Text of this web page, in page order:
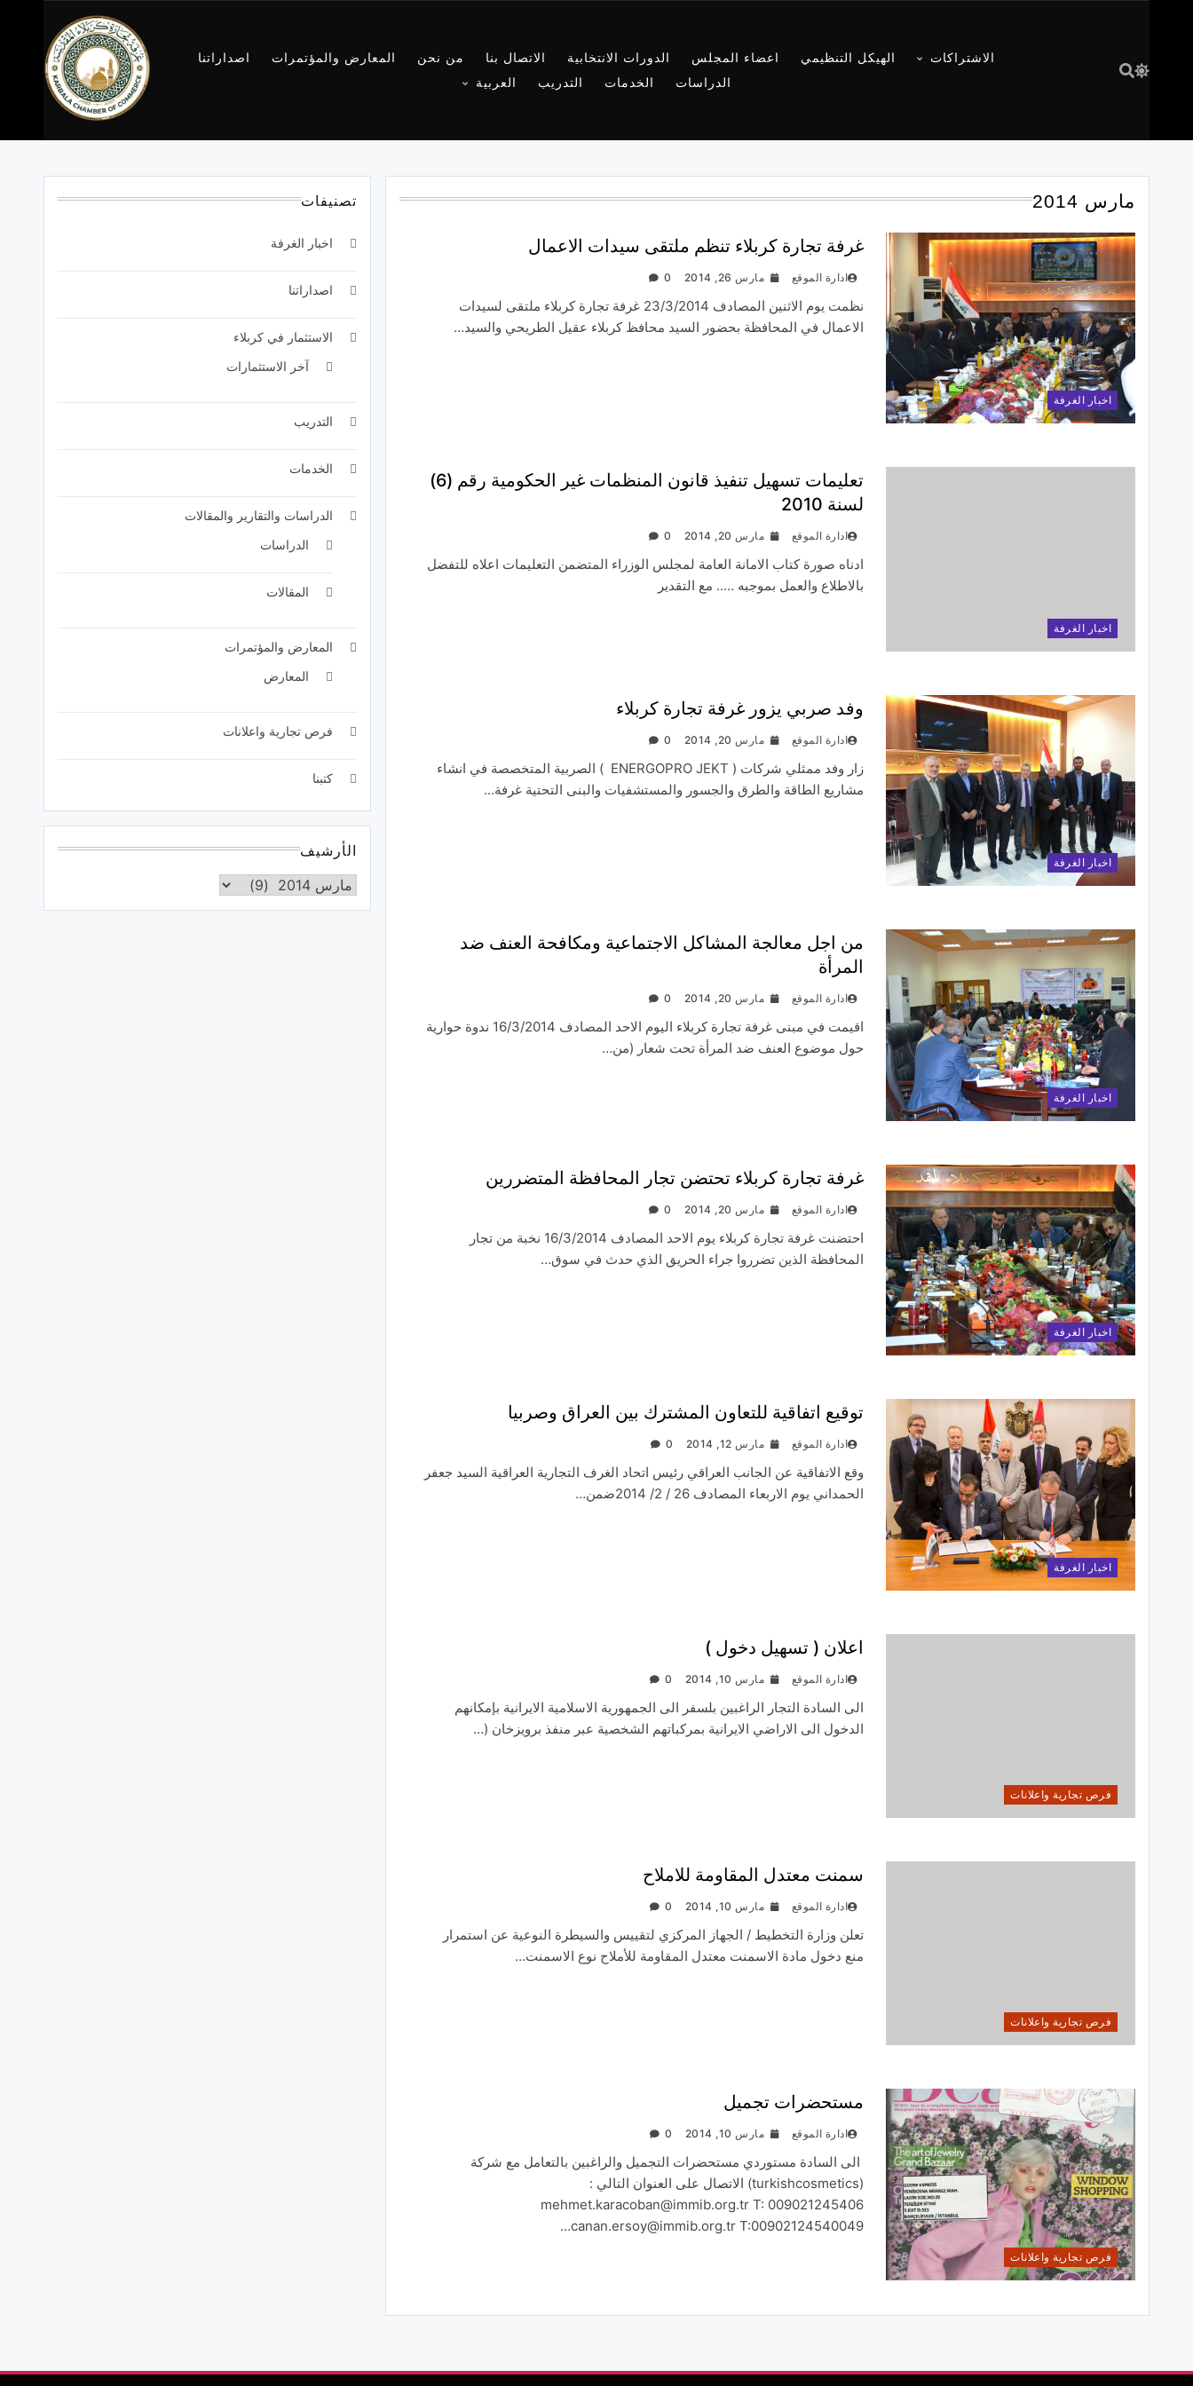
الاشتراكات الهيكل التنظيمي اعضاء المجلس الدورات الانتخابية الاتصال بنا من نحن المعارض والمؤتمرات
اصداراتنا
الدراسات
الخدمات التدريب العربية
غرفة تجارة
كربلاء
مارس 2014
اخبار الغرفة
غرفة تجارة كربلاء تنظم ملتقى سيدات الاعمال
ادارة الموقع مارس 26, 2014 0
نظمت يوم الاثنين المصادف 23/3/2014 غرفة تجارة كربلاء ملتقى لسيدات
الاعمال في المحافظة بحضور السيد محافظ كربلاء عقيل الطريحي والسيد…
اخبار الغرفة
تعليمات تسهيل تنفيذ قانون المنظمات غير الحكومية رقم (6)
لسنة 2010
ادارة الموقع مارس 20, 2014 0
ادناه صورة كتاب الامانة العامة لمجلس الوزراء المتضمن التعليمات اعلاه للتفضل
بالاطلاع والعمل بموجبه ….. مع التقدير
اخبار الغرفة
وفد صربي يزور غرفة تجارة كربلاء
ادارة الموقع مارس 20, 2014 0
زار وفد ممثلي شركات ( ENERGOPRO JEKT ) الصربية المتخصصة في انشاء
مشاريع الطاقة والطرق والجسور والمستشفيات والبنى التحتية غرفة…
اخبار الغرفة
من اجل معالجة المشاكل الاجتماعية ومكافحة العنف ضد
المرأة
ادارة الموقع مارس 20, 2014 0
اقيمت في مبنى غرفة تجارة كربلاء اليوم الاحد المصادف 16/3/2014 ندوة حوارية
حول موضوع العنف ضد المرأة تحت شعار (من…
اخبار الغرفة
غرفة تجارة كربلاء تحتضن تجار المحافظة المتضررين
ادارة الموقع مارس 20, 2014 0
احتضنت غرفة تجارة كربلاء يوم الاحد المصادف 16/3/2014 نخبة من تجار
المحافظة الذين تضرروا جراء الحريق الذي حدث في سوق…
اخبار الغرفة
توقيع اتفاقية للتعاون المشترك بين العراق وصربيا
ادارة الموقع مارس 12, 2014 0
وقع الاتفاقية عن الجانب العراقي رئيس اتحاد الغرف التجارية العراقية السيد جعفر
الحمداني يوم الاربعاء المصادف 26 / 2/ 2014ضمن…
فرص تجارية واعلانات
اعلان ( تسهيل دخول )
ادارة الموقع مارس 10, 2014 0
الى السادة التجار الراغبين بلسفر الى الجمهورية الاسلامية الايرانية بإمكانهم
الدخول الى الاراضي الايرانية بمركباتهم الشخصية عبر منفذ برويزخان (…
فرص تجارية واعلانات
سمنت معتدل المقاومة للاملاح
ادارة الموقع مارس 10, 2014 0
تعلن وزارة التخطيط / الجهاز المركزي لتقييس والسيطرة النوعية عن استمرار
منع دخول مادة الاسمنت معتدل المقاومة للأملاح نوع الاسمنت…
فرص تجارية واعلانات
مستحضرات تجميل
ادارة الموقع مارس 10, 2014 0
الى السادة مستوردي مستحضرات التجميل والراغبين بالتعامل مع شركة
(turkishcosmetics) الاتصال على العنوان التالي :
mehmet.karacoban@immib.org.tr T: 009021245406
canan.ersoy@immib.org.tr T:00902124540049…
تصنيفات
اخبار الغرفة
اصداراتنا
الاستثمار في كربلاء
آخر الاستثمارات
التدريب
الخدمات
الدراسات والتقارير والمقالات
الدراسات
المقالات
المعارض والمؤتمرات
المعارض
فرص تجارية واعلانات
كتبنا
الأرشيف